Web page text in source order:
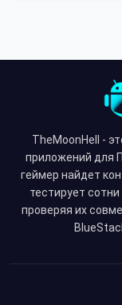
TheMoonHell -
приложений для
геймер найдет
тестирует
проверяя их